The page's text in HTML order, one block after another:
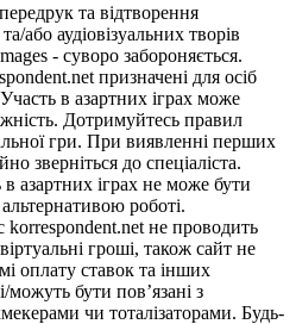
та відтворення
або аудіовізуальних творів
- суворо забороняється.
призначені для осіб
в азартних іграх може
Дотримуйтесь правил
гри. При виявленні перших
зверніться до спеціаліста.
азартних іграх не може бути
роботі.
korrespondent.net не проводить
гроші, також сайт не
оплату ставок та інших
можуть бути пов’язані з
чи тоталізаторами. Будь-